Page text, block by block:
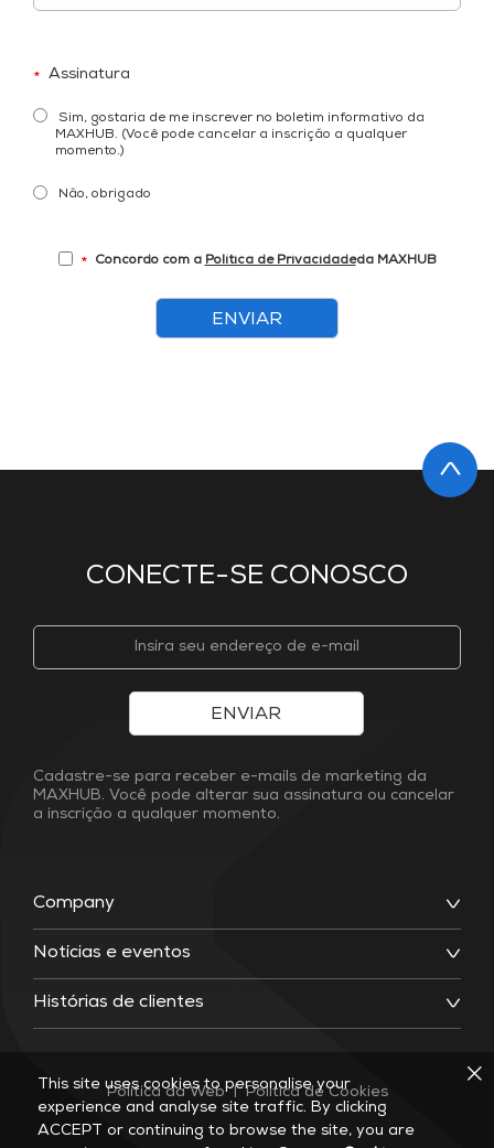
* Assinatura
Sim, gostaria de me inscrever no boletim informativo da
MAXHUB. (Você pode cancelar a inscrição a qualquer
momento.)
Não, obrigado
* Concordo com a Política de Privacidadeda MAXHUB
ENVIAR
CONECTE-SE CONOSCO
Company
Notícias e eventos
Histórias de clientes
ENVIAR
Cadastre-se para receber e-mails de marketing da
MAXHUB. Você pode alterar sua assinatura ou cancelar
a inscrição a qualquer momento.
Política da Web Política de Cookies
This site uses cookies to personalise your
experience and analyse site traffic. By clicking
ACCEPT or continuing to browse the site, you are